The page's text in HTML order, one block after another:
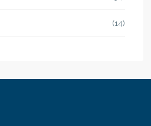
(14)